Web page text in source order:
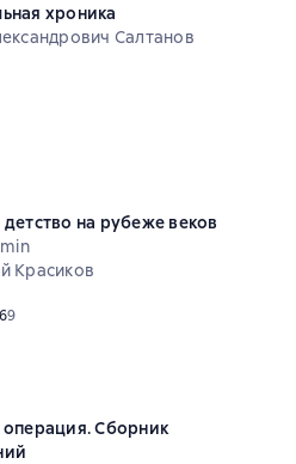
хроника
Салтанов
рейтинг 0 на основе 0 оценок
на рубеже веков
Красиков
рейтинг 4,6 на основе 9 оценок
9
операция. Сборник